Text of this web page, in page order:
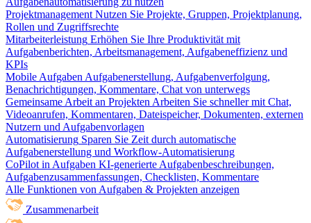
Projektmanagement Nutzen Sie Projekte, Gruppen, Projektplanung,
Rollen und Zugriffsrechte
Mitarbeiterleistung Erhöhen Sie Ihre Produktivität mit
Aufgabenberichten, Arbeitsmanagement, Aufgabeneffizienz und
KPIs
Mobile Aufgaben Aufgabenerstellung, Aufgabenverfolgung,
Benachrichtigungen, Kommentare, Chat von unterwegs
Gemeinsame Arbeit an Projekten Arbeiten Sie schneller mit Chat,
Videoanrufen, Kommentaren, Dateispeicher, Dokumenten, externen
Nutzern und Aufgabenvorlagen
Automatisierung Sparen Sie Zeit durch automatische
Aufgabenerstellung und Workflow-Automatisierung
CoPilot in Aufgaben KI-generierte Aufgabenbeschreibungen,
Aufgabenzusammenfassungen, Checklisten, Kommentare
Alle Funktionen von Aufgaben & Projekten anzeigen
Zusammenarbeit